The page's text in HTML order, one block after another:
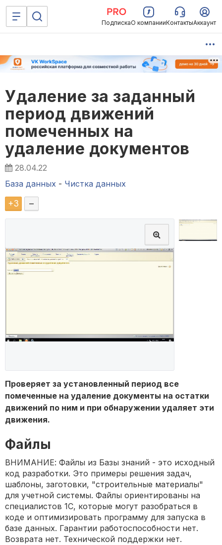
ПодпискаО компанииКонтактыАккаунт
Удаление за заданный
период движений
помеченных на
удаление документов
28.04.22
База данных - Чистка данных
+3 –
Проверяет за установленный период все
помеченные на удаление документы на остатки
движений по ним и при обнаружении удаляет эти
движения.
Файлы
ВНИМАНИЕ: Файлы из Базы знаний - это исходный
код разработки. Это примеры решения задач,
шаблоны, заготовки, "строительные материалы"
для учетной системы. Файлы ориентированы на
специалистов 1С, которые могут разобраться в
коде и оптимизировать программу для запуска в
базе данных. Гарантии работоспособности нет.
Возврата нет. Технической поддержки нет.